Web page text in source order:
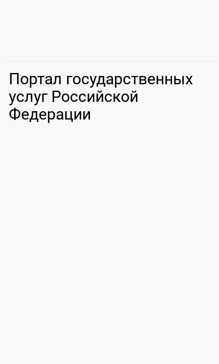
Портал государственных
услуг Российской
Федерации